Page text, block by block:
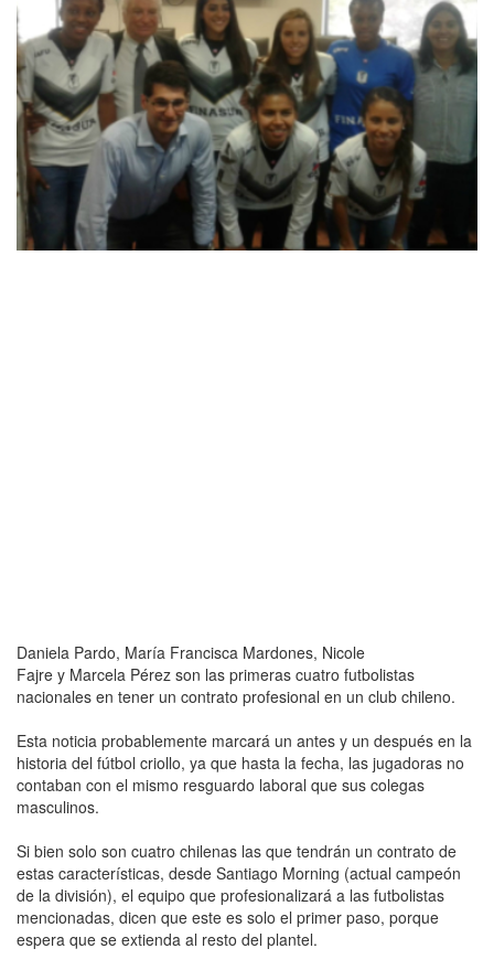
Daniela Pardo, María Francisca Mardones, Nicole
Fajre y Marcela Pérez son las primeras cuatro futbolistas
nacionales en tener un contrato profesional en un club chileno.
Esta noticia probablemente marcará un antes y un después en la
historia del fútbol criollo, ya que hasta la fecha, las jugadoras no
contaban con el mismo resguardo laboral que sus colegas
masculinos.
Si bien solo son cuatro chilenas las que tendrán un contrato de
estas características, desde Santiago Morning (actual campeón
de la división), el equipo que profesionalizará a las futbolistas
mencionadas, dicen que este es solo el primer paso, porque
espera que se extienda al resto del plantel.